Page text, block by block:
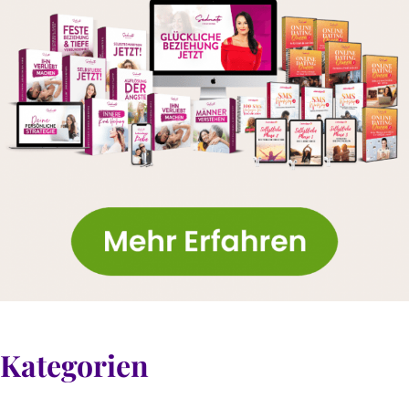
Kategorien